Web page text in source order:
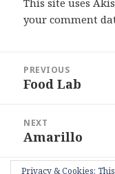
This site uses
your comment
navigation
PREVIOUS
Previous
Food Lab
NEXT
Next
Amarillo
Privacy & Cookies: